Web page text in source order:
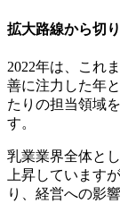
拡大路線から切
2022年は、これ
善に注力した年
たりの担当領域
す。
乳業業界全体と
上昇しています
り、経営への影